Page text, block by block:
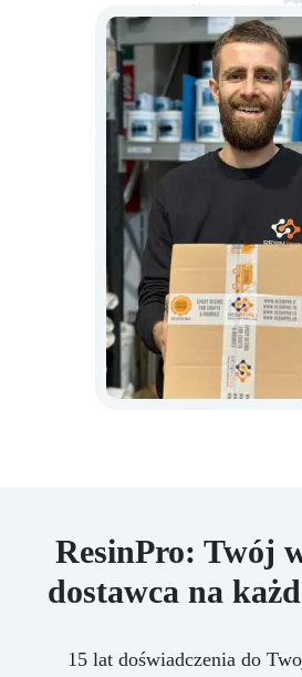
ResinPro: Twój
dostawca na
15 lat doświadczenia do